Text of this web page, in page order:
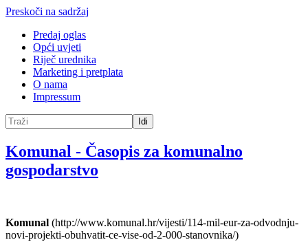
Preskoči na sadržaj
Predaj oglas
Opći uvjeti
Riječ urednika
Marketing i pretplata
O nama
Impressum
Idi
Komunal - Časopis za komunalno
gospodarstvo
Komunal (http://www.komunal.hr/vijesti/114-mil-eur-za-odvodnju-
novi-projekti-obuhvatit-ce-vise-od-2-000-stanovnika/)